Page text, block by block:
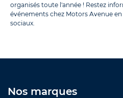
organisés toute l'année ! Restez
événements chez Motors Avenue
sociaux.
Nos marques